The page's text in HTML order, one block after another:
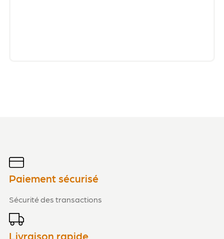
Paiement sécurisé
Sécurité des transactions
Livraison rapide